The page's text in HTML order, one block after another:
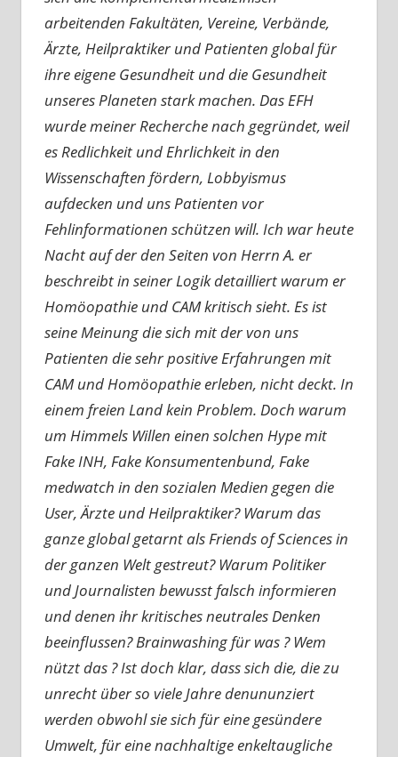
arbeitenden Fakultäten, Vereine, Verbände,
Ärzte, Heilpraktiker und Patienten global für
ihre eigene Gesundheit und die Gesundheit
unseres Planeten stark machen. Das EFH
wurde meiner Recherche nach gegründet, weil
es Redlichkeit und Ehrlichkeit in den
Wissenschaften fördern, Lobbyismus
aufdecken und uns Patienten vor
Fehlinformationen schützen will. Ich war heute
Nacht auf der den Seiten von Herrn A. er
beschreibt in seiner Logik detailliert warum er
Homöopathie und CAM kritisch sieht. Es ist
seine Meinung die sich mit der von uns
Patienten die sehr positive Erfahrungen mit
CAM und Homöopathie erleben, nicht deckt. In
einem freien Land kein Problem. Doch warum
um Himmels Willen einen solchen Hype mit
Fake INH, Fake Konsumentenbund, Fake
medwatch in den sozialen Medien gegen die
User, Ärzte und Heilpraktiker? Warum das
ganze global getarnt als Friends of Sciences in
der ganzen Welt gestreut? Warum Politiker
und Journalisten bewusst falsch informieren
und denen ihr kritisches neutrales Denken
beeinflussen? Brainwashing für was ? Wem
nützt das ? Ist doch klar, dass sich die, die zu
unrecht über so viele Jahre denununziert
werden obwohl sie sich für eine gesündere
Umwelt, für eine nachhaltige enkeltaugliche